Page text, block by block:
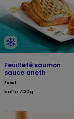
Feuilleté saumon
sauce aneth
Escal
boîte 700g